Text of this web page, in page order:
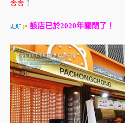
총총 ！
該店已於2020年關閉了！